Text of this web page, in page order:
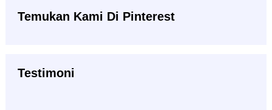
Temukan Kami Di Pinterest
Testimoni